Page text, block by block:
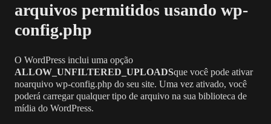
arquivos permitidos usando wp-
config.php
O WordPress inclui uma opção
ALLOW_UNFILTERED_UPLOADSque você pode ativar
noarquivo wp-config.php do seu site. Uma vez ativado, você
poderá carregar qualquer tipo de arquivo na sua biblioteca de
mídia do WordPress.